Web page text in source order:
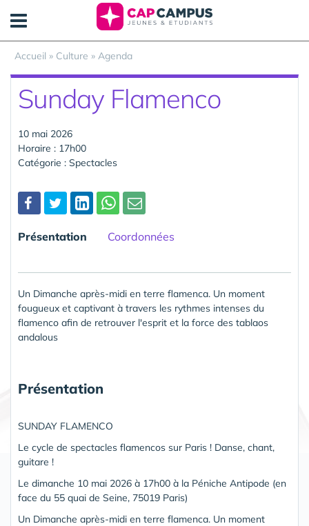
Accueil » Culture » Agenda
Sunday Flamenco
10 mai 2026
Horaire : 17h00
Catégorie : Spectacles
Présentation Coordonnées
Un Dimanche après-midi en terre flamenca. Un moment
fougueux et captivant à travers les rythmes intenses du
flamenco afin de retrouver l'esprit et la force des tablaos
andalous
Présentation
SUNDAY FLAMENCO
Le cycle de spectacles flamencos sur Paris ! Danse, chant,
guitare !
Le dimanche 10 mai 2026 à 17h00 à la Péniche Antipode (en
face du 55 quai de Seine, 75019 Paris)
Un Dimanche après-midi en terre flamenca. Un moment
Panneau de gestion des cookies